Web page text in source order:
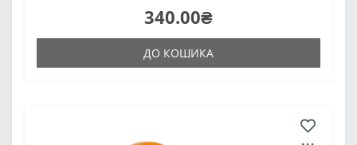
340.00₴
ДО КОШИКА